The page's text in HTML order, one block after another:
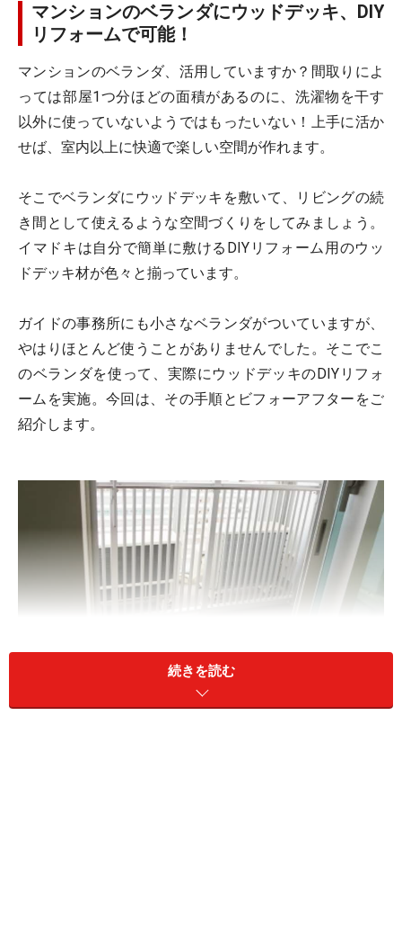
マンションのベランダにウッドデッキ、DIY
リフォームで可能！
マンションのベランダ、活用していますか？間取りによ
っては部屋1つ分ほどの面積があるのに、洗濯物を干す
以外に使っていないようではもったいない！上手に活か
せば、室内以上に快適で楽しい空間が作れます。
そこでベランダにウッドデッキを敷いて、リビングの続
き間として使えるような空間づくりをしてみましょう。
イマドキは自分で簡単に敷けるDIYリフォーム用のウッ
ドデッキ材が色々と揃っています。
ガイドの事務所にも小さなベランダがついていますが、
やはりほとんど使うことがありませんでした。そこでこ
のベランダを使って、実際にウッドデッキのDIYリフォ
ームを実施。今回は、その手順とビフォーアフターをご
紹介します。
続きを読む